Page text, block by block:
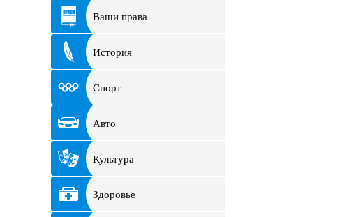
Ваши права
История
Спорт
Авто
Культура
Здоровье